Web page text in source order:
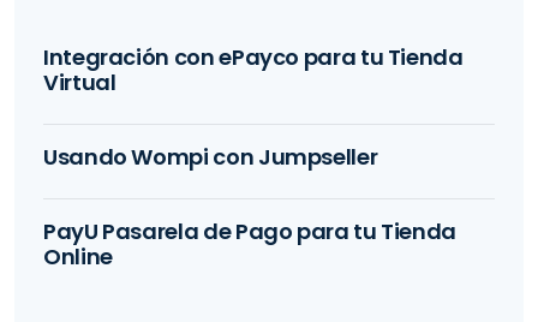
Integración con ePayco para tu Tienda
Virtual
Usando Wompi con Jumpseller
PayU Pasarela de Pago para tu Tienda
Online